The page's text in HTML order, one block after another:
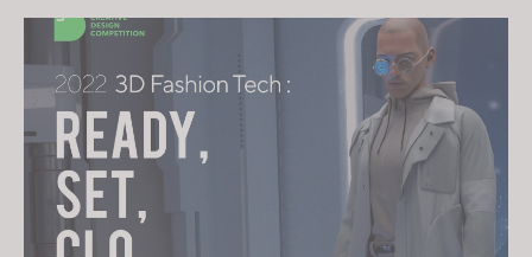
If you reject all, some features might not function
properly.Reject All